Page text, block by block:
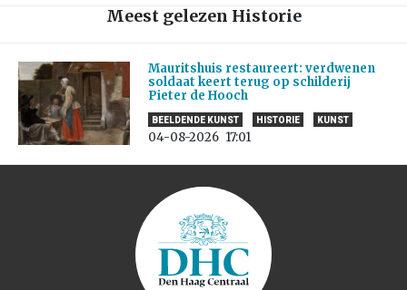
Meest gelezen Historie
Mauritshuis restaureert: verdwenen
soldaat keert terug op schilderij
Pieter de Hooch
BEELDENDE KUNST HISTORIE KUNST
04-08-2026 17:01